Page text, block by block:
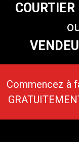
Commencez à